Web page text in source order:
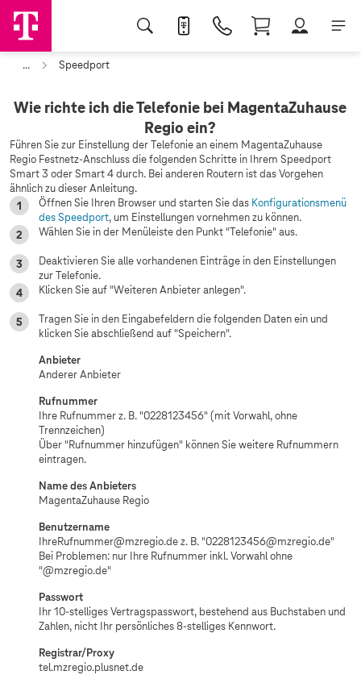
... Speedport
Wie richte ich die Telefonie bei MagentaZuhause
Regio ein?
Führen Sie zur Einstellung der Telefonie an einem MagentaZuhause
Regio Festnetz-Anschluss die folgenden Schritte in Ihrem Speedport
Smart 3 oder Smart 4 durch. Bei anderen Routern ist das Vorgehen
ähnlich zu dieser Anleitung.
Öffnen Sie Ihren Browser und starten Sie das Konfigurationsmenü
des Speedport, um Einstellungen vornehmen zu können.
Wählen Sie in der Menüleiste den Punkt "Telefonie" aus.
Deaktivieren Sie alle vorhandenen Einträge in den Einstellungen
zur Telefonie.
Klicken Sie auf "Weiteren Anbieter anlegen".
Tragen Sie in den Eingabefeldern die folgenden Daten ein und
klicken Sie abschließend auf "Speichern".
Anbieter
Anderer Anbieter
Rufnummer
Ihre Rufnummer z. B. "0228123456" (mit Vorwahl, ohne
Trennzeichen)
Über "Rufnummer hinzufügen" können Sie weitere Rufnummern
eintragen.
Name des Anbieters
MagentaZuhause Regio
Benutzername
IhreRufnummer@mzregio.de z. B. "0228123456@mzregio.de"
Bei Problemen: nur Ihre Rufnummer inkl. Vorwahl ohne
"@mzregio.de"
Passwort
Ihr 10-stelliges Vertragspasswort, bestehend aus Buchstaben und
Zahlen, nicht Ihr persönliches 8-stelliges Kennwort.
Registrar/Proxy
tel.mzregio.plusnet.de